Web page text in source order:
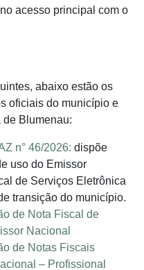
acesso principal com o
abaixo estão os
oficiais do município e
de Blumenau:
n° 46/2026: dispõe
uso do Emissor
de Serviços Eletrônica
transição do município.
de Nota Fiscal de
Nacional
de Notas Fiscais
– Profissional